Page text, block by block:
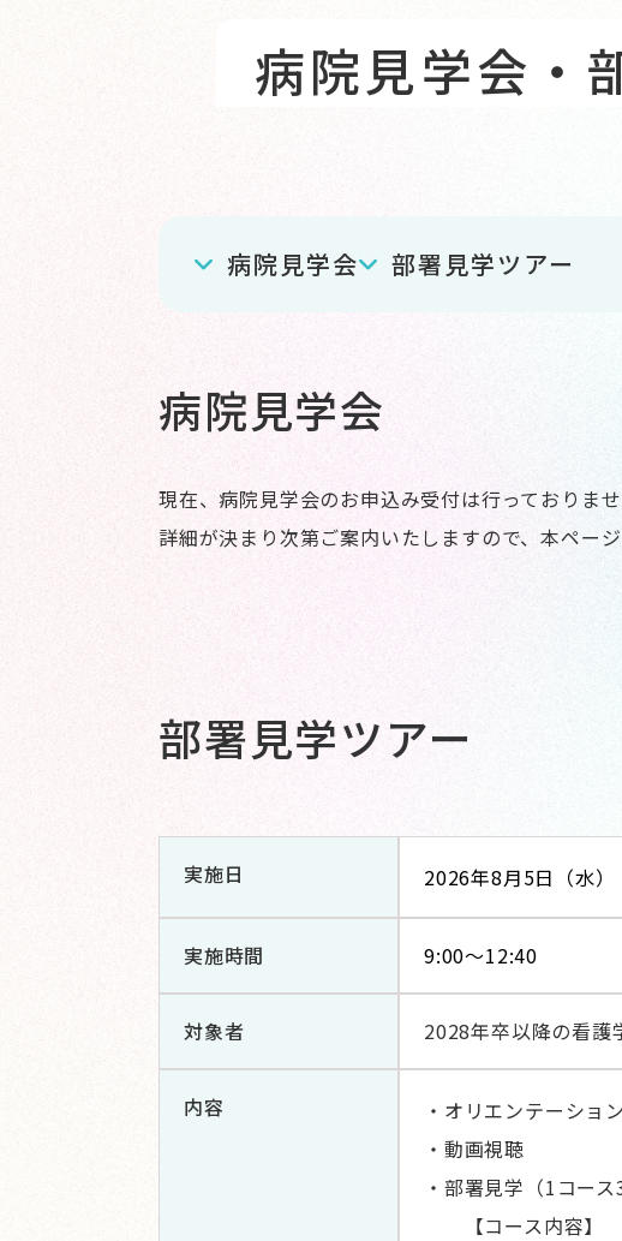
病院見学会・
病院見学会 部署見学ツアー
病院見学会
現在、病院見学会のお申込み受付は行っておりま
詳細が決まり次第ご案内いたしますので、本ページ
部署見学ツアー
実施日 2026年8月5日（水）
実施時間 9:00〜12:40
対象者 2028年卒以降の看護
内容
・オリエンテーション
・動画視聴
・部署見学（1コース
【コース内容】